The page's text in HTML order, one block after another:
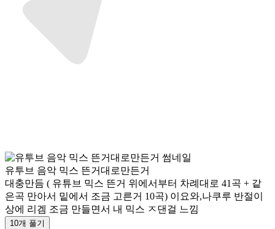
유투브 음악 믹스 뜬거대로만든거
대충만듬 ( 유튜브 믹스 뜬거 위에서부터 차례대로 41곡 + 같
은곡 만아서 밑에서 조금 고른거 10곡) 이요와,나쿠루 반절이
상에 리겜 조금 만들면서 내 믹스 ㅈ댄걸 느낌
10개 풀기